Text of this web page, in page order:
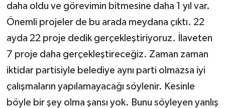
daha oldu ve görevimin bitmesine daha 1 yıl var.
Önemli projeler de bu arada meydana çıktı. 22
ayda 22 proje dedik gerçekleştiriyoruz. İlaveten
7 proje daha gerçekleştireceğiz. Zaman zaman
iktidar partisiyle belediye aynı parti olmazsa iyi
çalışmaların yapılamayacağı söylenir. Kesinle
böyle bir şey olma şansı yok. Bunu söyleyen yanlış